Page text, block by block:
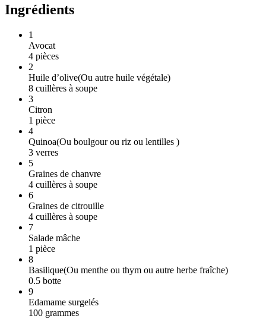
Ingrédients
1
Avocat
4 pièces
2
Huile d’olive(Ou autre huile végétale)
8 cuillères à soupe
3
Citron
1 pièce
4
Quinoa(Ou boulgour ou riz ou lentilles )
3 verres
5
Graines de chanvre
4 cuillères à soupe
6
Graines de citrouille
4 cuillères à soupe
7
Salade mâche
1 pièce
8
Basilique(Ou menthe ou thym ou autre herbe fraîche)
0.5 botte
9
Edamame surgelés
100 grammes